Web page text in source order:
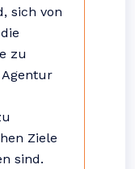
sich von
zu
Agentur
Ziele
sind.